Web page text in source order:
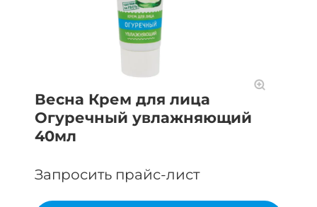
Весна Крем для лица
Огуречный увлажняющий
40мл
Запросить прайс-лист